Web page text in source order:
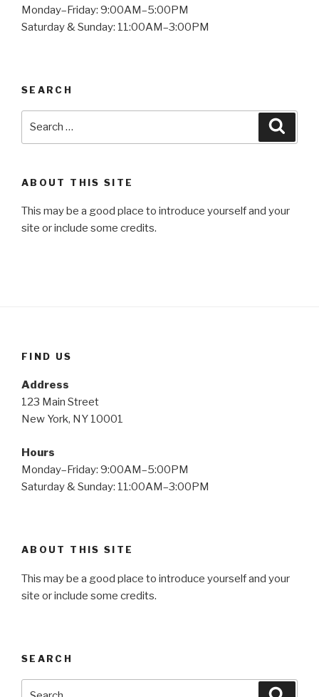
Monday–Friday: 9:00AM–5:00PM
Saturday & Sunday: 11:00AM–3:00PM
SEARCH
ABOUT THIS SITE
This may be a good place to introduce yourself and your
site or include some credits.
FIND US
Address
123 Main Street
New York, NY 10001
Hours
Monday–Friday: 9:00AM–5:00PM
Saturday & Sunday: 11:00AM–3:00PM
ABOUT THIS SITE
This may be a good place to introduce yourself and your
site or include some credits.
SEARCH